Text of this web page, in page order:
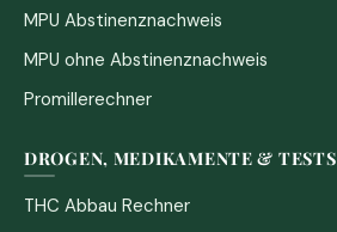
MPU Abstinenznachweis
MPU ohne Abstinenznachweis
Promillerechner
DROGEN, MEDIKAMENTE & TESTS
THC Abbau Rechner